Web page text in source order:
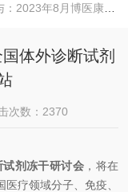
月博医康全国体外诊断试剂冻干研讨会广州站
体外诊断试剂
次数：2370
剂冻干研讨会 ，将在
医疗领域分子、免疫、